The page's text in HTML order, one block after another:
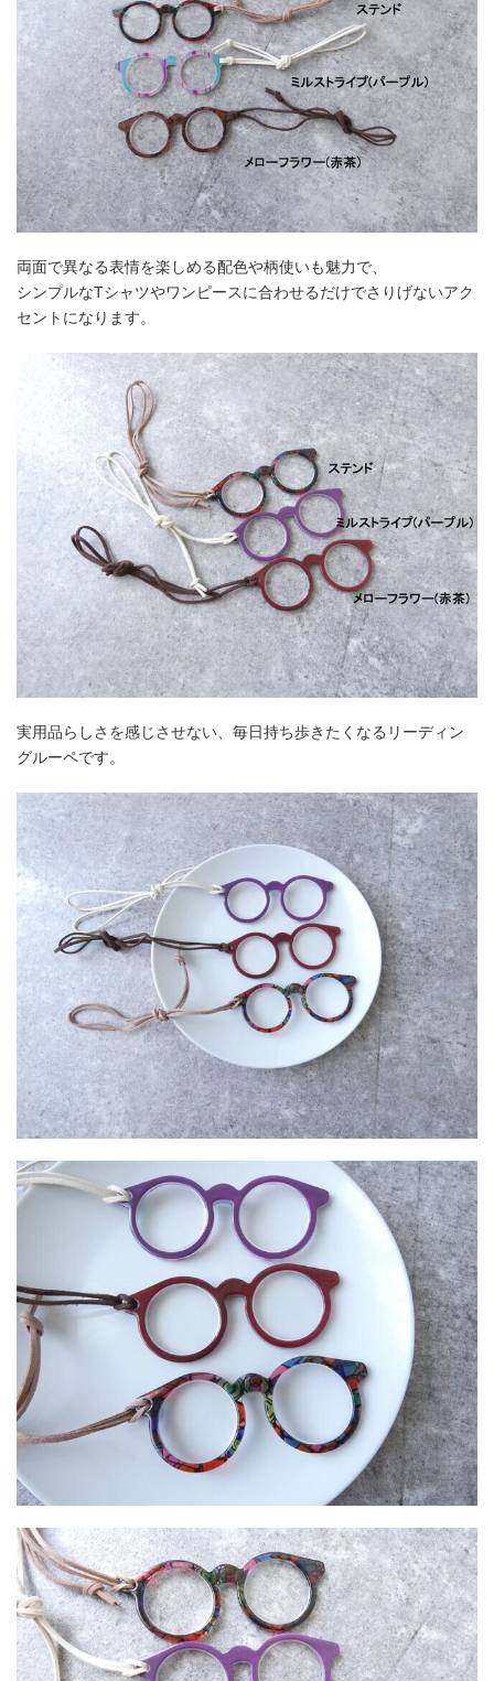
両面で異なる表情を楽しめる配色や柄使いも魅力で、
シンプルなTシャツやワンピースに合わせるだけでさりげないアク
セントになります。
実用品らしさを感じさせない、毎日持ち歩きたくなるリーディン
グルーペです。